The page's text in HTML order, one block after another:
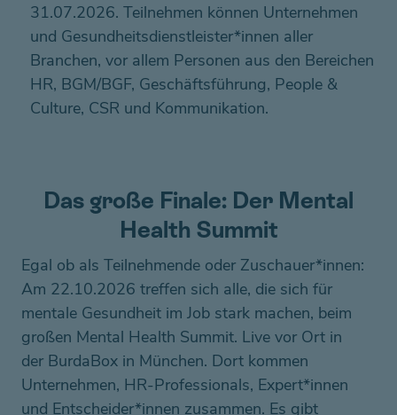
31.07.2026. Teilnehmen können Unternehmen
und Gesundheitsdienstleister*innen aller
Branchen, vor allem Personen aus den Bereichen
HR, BGM/BGF, Geschäftsführung, People &
Culture, CSR und Kommunikation.
Das große Finale: Der Mental
Health Summit
Egal ob als Teilnehmende oder Zuschauer*innen:
Am 22.10.2026 treffen sich alle, die sich für
mentale Gesundheit im Job stark machen, beim
großen Mental Health Summit. Live vor Ort in
der BurdaBox in München. Dort kommen
Unternehmen, HR-Professionals, Expert*innen
und Entscheider*innen zusammen. Es gibt